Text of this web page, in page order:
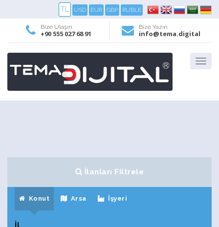
TL USD EUR GBP RUBLE
Bize Ulaşın
+90 555 027 68 91
Bize Yazın
info@tema.digital
İlanları Filtrele
Konut Arsa İşyeri
İl